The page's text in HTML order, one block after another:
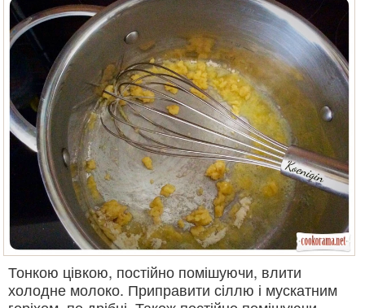
Тонкою цівкою, постійно помішуючи, влити
холодне молоко. Приправити сіллю і мускатним